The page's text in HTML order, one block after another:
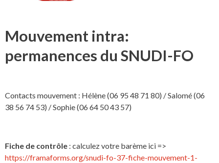
Mouvement intra:
permanences du SNUDI-FO
Contacts mouvement : Hélène (06 95 48 71 80) / Salomé (06
38 56 74 53) / Sophie (06 64 50 43 57)
Fiche de contrôle : calculez votre barème ici =>
https://framaforms.org/snudi-fo-37-fiche-mouvement-1-